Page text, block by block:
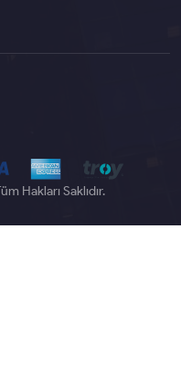
Hakları Saklıdır.